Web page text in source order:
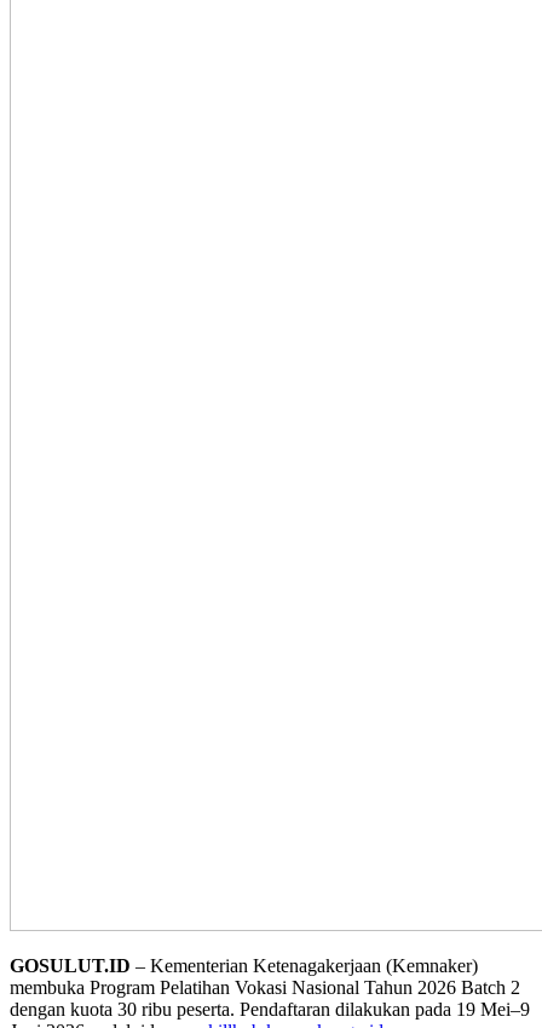
GOSULUT.ID – Kementerian Ketenagakerjaan (Kemnaker)
membuka Program Pelatihan Vokasi Nasional Tahun 2026 Batch 2
dengan kuota 30 ribu peserta. Pendaftaran dilakukan pada 19 Mei–9